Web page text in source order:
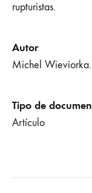
rupturistas.
Autor
Michel Wieviorka.
Tipo de
Artículo